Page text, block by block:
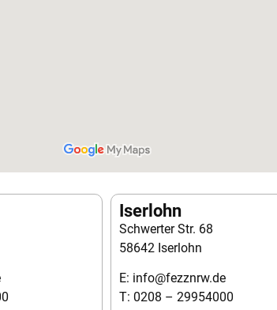
Iserlohn
Schwerter Str. 68
58642 Iserlohn
E: info@fezznrw.de
T: 0208 – 29954000